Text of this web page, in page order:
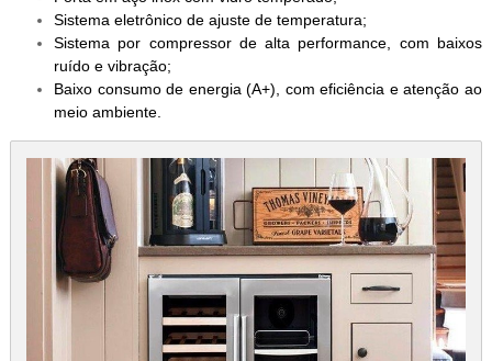
Sistema eletrônico de ajuste de temperatura;
Sistema por compressor de alta performance, com baixos
ruído e vibração;
Baixo consumo de energia (A+), com eficiência e atenção ao
meio ambiente.